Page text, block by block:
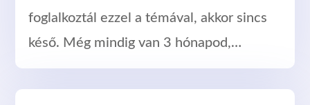
foglalkoztál ezzel a témával, akkor sincs
késő. Még mindig van 3 hónapod,…